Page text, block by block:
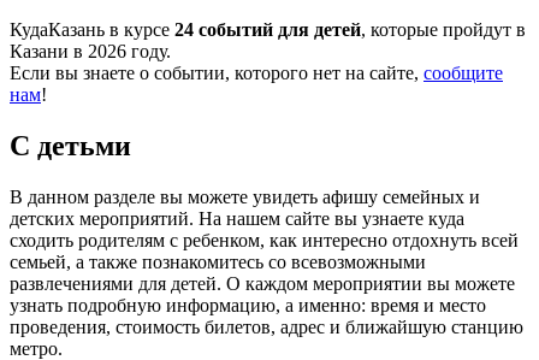
КудаКазань в курсе 24 событий для детей, которые пройдут в
Казани в 2026 году.
Если вы знаете о событии, которого нет на сайте, сообщите
нам!
С детьми
В данном разделе вы можете увидеть афишу семейных и
детских мероприятий. На нашем сайте вы узнаете куда
сходить родителям с ребенком, как интересно отдохнуть всей
семьей, а также познакомитесь со всевозможными
развлечениями для детей. О каждом мероприятии вы можете
узнать подробную информацию, а именно: время и место
проведения, стоимость билетов, адрес и ближайшую станцию
метро.